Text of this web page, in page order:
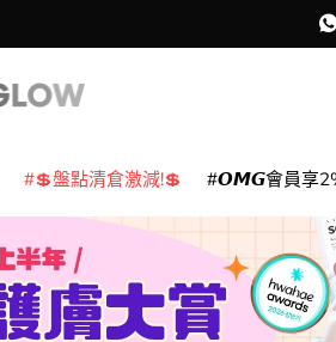
💲盤點清倉激減!💲 𝙊𝙈𝙂會員享